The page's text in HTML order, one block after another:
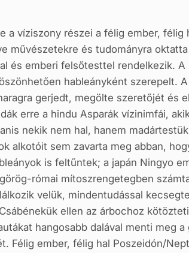
a víziszony részei a félig ember,
művészetekre és tudományra
és emberi felsőtesttel rendelkezik.
hableányként szerepelt.
gerjedt, megölte szeretőjét és
erre a hindu Asparák vízinimfái,
nekik nem hal, hanem
alkotóit sem zavarta meg abban,
is feltűntek; a japán Ningyo
római mítoszrengetegben
velük, mindentudással
ellen az árbochoz
hangosabb dalával menti meg
Félig ember, félig hal Poszeidón/